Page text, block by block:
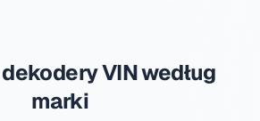
VIN według
marki